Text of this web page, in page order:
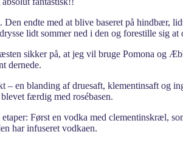
endte med at blive baseret på hindbær,
lidt sommer ned i den og forestille sig at
sikker på, at jeg vil bruge Pomona og
dernede.
en blanding af druesaft, klementinsaft og
færdig med rosébasen.
Først en vodka med clementinskræl,
har infuseret vodkaen.